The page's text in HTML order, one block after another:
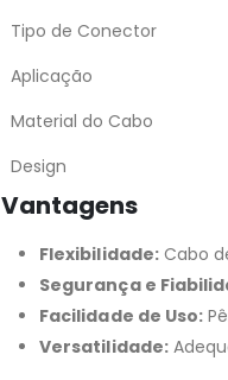
Tipo de Conector
Aplicação
Material do Cabo
Design
Vantagens
Flexibilidade:Cabo
Segurança e
Facilidade de Uso:
Versatilidade: